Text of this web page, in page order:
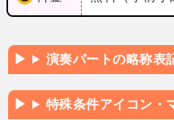
演奏パートの略称表
特殊条件アイコン・